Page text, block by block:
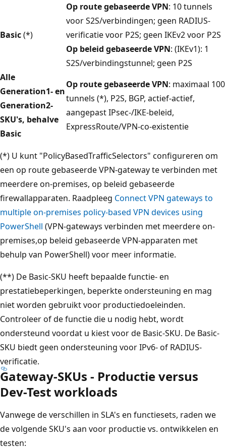
Basic(*)
Op route gebaseerde VPN: 10 tunnels
voor S2S/verbindingen; geen RADIUS-
verificatie voor P2S; geen IKEv2 voor P2S
Op beleid gebaseerde VPN: (IKEv1): 1
S2S/verbindingstunnel; geen P2S
Alle
Generation1- en
Generation2-
SKU's, behalve
Basic
Op route gebaseerde VPN: maximaal 100
tunnels (*), P2S, BGP, actief-actief,
aangepast IPsec-/IKE-beleid,
ExpressRoute/VPN-co-existentie
(*) U kunt "PolicyBasedTrafficSelectors" configureren om
een op route gebaseerde VPN-gateway te verbinden met
meerdere on-premises, op beleid gebaseerde
firewallapparaten. Raadpleeg Connect VPN gateways to
multiple on-premises policy-based VPN devices using
PowerShell (VPN-gateways verbinden met meerdere on-
premises,op beleid gebaseerde VPN-apparaten met
behulp van PowerShell) voor meer informatie.
(**) De Basic-SKU heeft bepaalde functie- en
prestatiebeperkingen, beperkte ondersteuning en mag
niet worden gebruikt voor productiedoeleinden.
Controleer of de functie die u nodig hebt, wordt
ondersteund voordat u kiest voor de Basic-SKU. De Basic-
SKU biedt geen ondersteuning voor IPv6- of RADIUS-
verificatie.
Gateway-SKUs - Productie versus
Dev-Test workloads
Vanwege de verschillen in SLA's en functiesets, raden we
de volgende SKU's aan voor productie vs. ontwikkelen en
testen: